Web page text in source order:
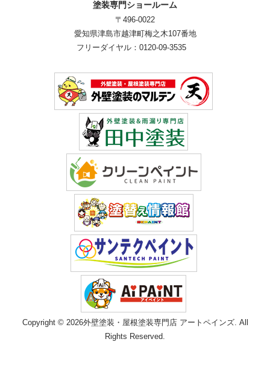
塗装専門ショールーム
〒496-0022
愛知県津島市越津町梅之木107番地
フリーダイヤル：0120-09-3535
Copyright © 2026外壁塗装・屋根塗装専門店 アートペインズ. All
Rights Reserved.